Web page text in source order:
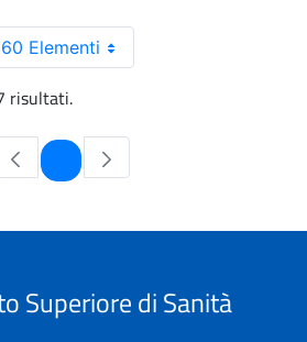
60 Elementi
risultati.
Pagina
Superiore di Sanità